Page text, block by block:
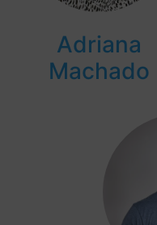
Adriana
Machado